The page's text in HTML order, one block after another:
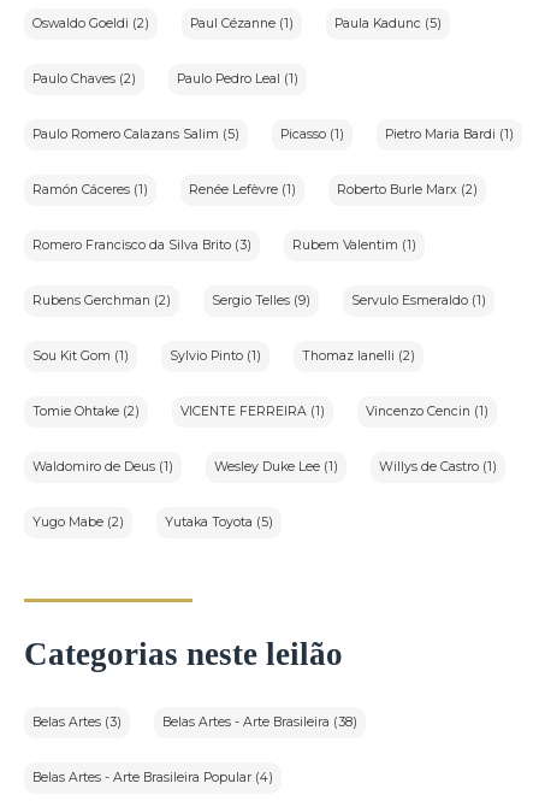
Oswaldo Goeldi (2) Paul Cézanne (1) Paula Kadunc (5)
Paulo Chaves (2) Paulo Pedro Leal (1)
Paulo Romero Calazans Salim (5) Picasso (1) Pietro Maria Bardi (1)
Ramón Cáceres (1) Renée Lefèvre (1) Roberto Burle Marx (2)
Romero Francisco da Silva Brito (3) Rubem Valentim (1)
Rubens Gerchman (2) Sergio Telles (9) Servulo Esmeraldo (1)
Sou Kit Gom (1) Sylvio Pinto (1) Thomaz Ianelli (2)
Tomie Ohtake (2) VICENTE FERREIRA (1) Vincenzo Cencin (1)
Waldomiro de Deus (1) Wesley Duke Lee (1) Willys de Castro (1)
Yugo Mabe (2) Yutaka Toyota (5)
Categorias neste leilão
Belas Artes (3) Belas Artes - Arte Brasileira (38)
Belas Artes - Arte Brasileira Popular (4)